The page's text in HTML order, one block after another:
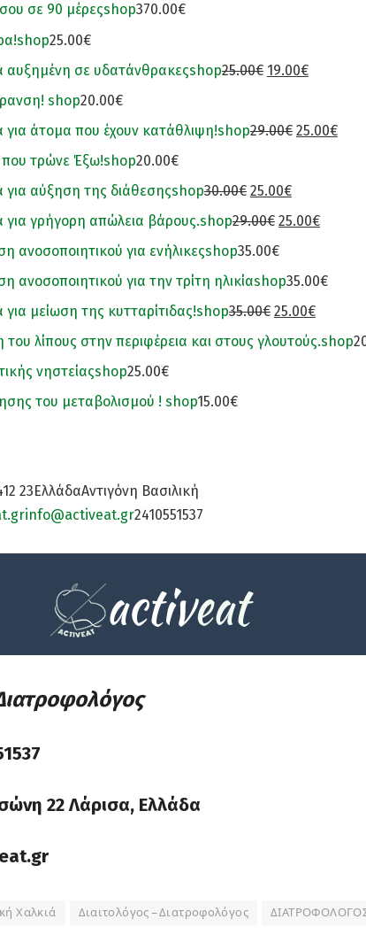
σε 90 μέρεςshop370.00€
shop25.00€
αυξημένη σε υδατάνθρακεςshop25.00€ 19.00€
shop20.00€
για άτομα που έχουν κατάθλιψη!shop29.00€ 25.00€
που τρώνε Έξω!shop20.00€
για αύξηση της διάθεσηςshop30.00€ 25.00€
για γρήγορη απώλεια βάρους.shop29.00€ 25.00€
ανοσοποιητικού για ενήλικεςshop35.00€
ανοσοποιητικού για την τρίτη ηλικίαshop35.00€
για μείωση της κυτταρίτιδας!shop35.00€ 25.00€
του λίπους στην περιφέρεια και στους γλουτούς.shop
νηστείαςshop25.00€
του μεταβολισμού ! shop15.00€
23ΕλλάδαΑντιγόνη Βασιλική
info@activeat.gr2410551537
22 Λάρισα, Ελλάδα
Χαλκιά Διαιτολόγος – Διατροφολόγος